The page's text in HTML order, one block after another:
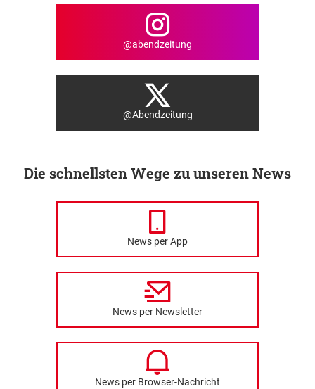
@abendzeitung
@Abendzeitung
Die schnellsten Wege zu unseren News
News per App
News per Newsletter
News per Browser-Nachricht